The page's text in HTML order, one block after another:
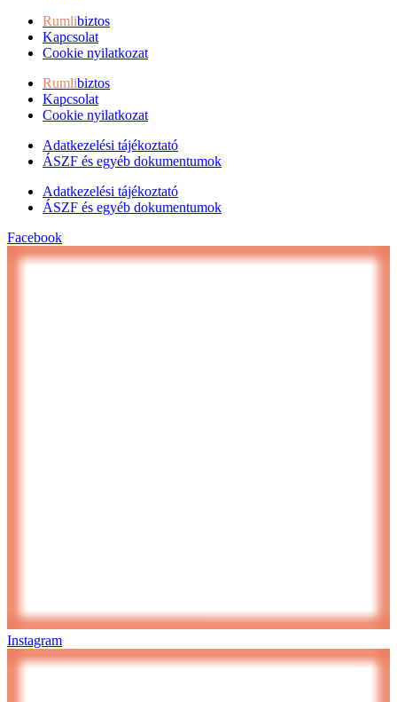
Rumlibiztos
Kapcsolat
Cookie nyilatkozat
Rumlibiztos
Kapcsolat
Cookie nyilatkozat
Adatkezelési tájékoztató
ÁSZF és egyéb dokumentumok
Adatkezelési tájékoztató
ÁSZF és egyéb dokumentumok
Facebook
Instagram